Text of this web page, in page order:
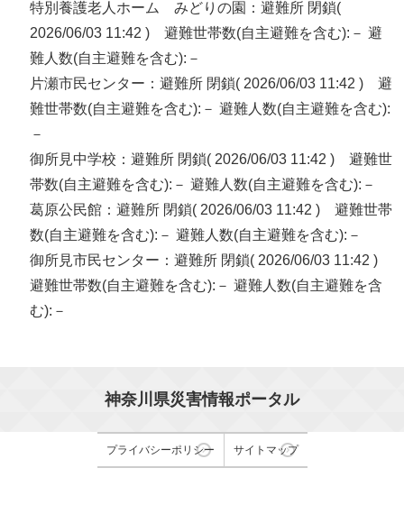
特別養護老人ホーム みどりの園：避難所 閉鎖(
2026/06/03 11:42 ) 避難世帯数(自主避難を含む):－ 避
難人数(自主避難を含む):－
片瀬市民センター：避難所 閉鎖( 2026/06/03 11:42 ) 避
難世帯数(自主避難を含む):－ 避難人数(自主避難を含む):
－
御所見中学校：避難所 閉鎖( 2026/06/03 11:42 ) 避難世
帯数(自主避難を含む):－ 避難人数(自主避難を含む):－
葛原公民館：避難所 閉鎖( 2026/06/03 11:42 ) 避難世帯
数(自主避難を含む):－ 避難人数(自主避難を含む):－
御所見市民センター：避難所 閉鎖( 2026/06/03 11:42 )
避難世帯数(自主避難を含む):－ 避難人数(自主避難を含
む):－
神奈川県災害情報ポータル
プライバシーポリシー サイトマップ